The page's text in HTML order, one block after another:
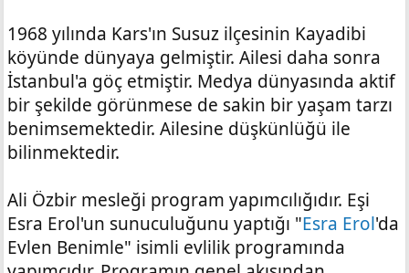
1968 yılında Kars'ın Susuz ilçesinin Kayadibi
köyünde dünyaya gelmiştir. Ailesi daha sonra
İstanbul'a göç etmiştir. Medya dünyasında aktif
bir şekilde görünmese de sakin bir yaşam tarzı
benimsemektedir. Ailesine düşkünlüğü ile
bilinmektedir.
Ali Özbir mesleği program yapımcılığıdır. Eşi
Esra Erol'un sunuculuğunu yaptığı "Esra Erol'da
Evlen Benimle" isimli evlilik programında